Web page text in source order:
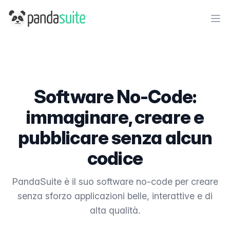
PandaSuite
Software No-Code:
immaginare, creare e
pubblicare senza alcun
codice
PandaSuite è il suo software no-code per creare
senza sforzo applicazioni belle, interattive e di
alta qualità.